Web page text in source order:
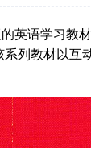
英语学习
列教材以